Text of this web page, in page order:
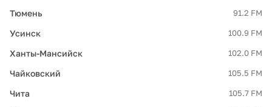
Тюмень 91.2 FM
Усинск 100.9 FM
Ханты-Мансийск 102.0 FM
Чайковский 105.5 FM
Чита 105.7 FM